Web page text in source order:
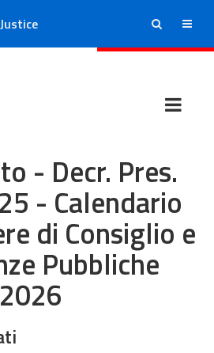
ricerca menu
- Decr. Pres.
- Calendario
di Consiglio e
Pubbliche